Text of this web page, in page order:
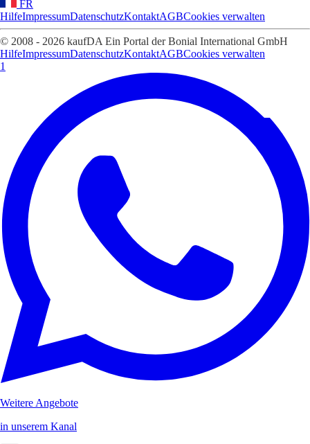
FR
HilfeImpressumDatenschutzKontaktAGBCookies verwalten
© 2008 - 2026 kaufDA Ein Portal der Bonial International GmbH
HilfeImpressumDatenschutzKontaktAGBCookies verwalten
1
Weitere Angebote
in unserem Kanal